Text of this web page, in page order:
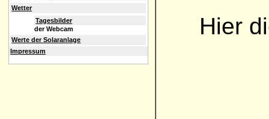
Hier
Wetter
Tagesbilder
der Webcam
Werte der Solaranlage
Impressum